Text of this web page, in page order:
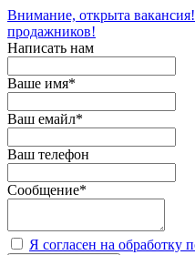
Внимание, открыта
продажников!
Написать нам
Ваше имя*
Ваш емайл*
Ваш телефон
Сообщение*
Я согласен на обработку